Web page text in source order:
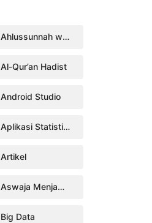
Ahlussunnah wal Jama'ah
Al-Qur’an Hadist
Android Studio
Aplikasi Statistika Bayesian
Artikel
Aswaja Menjawab
Big Data